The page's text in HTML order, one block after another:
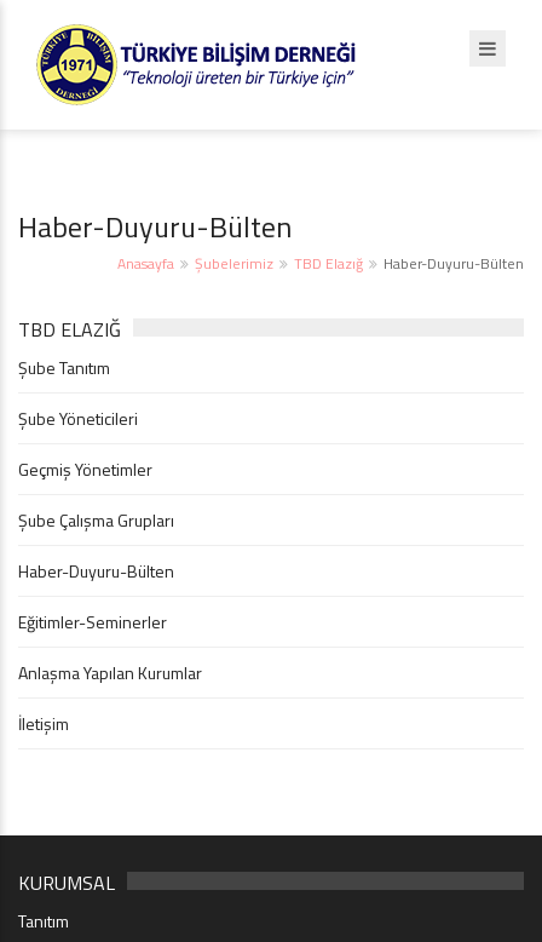
Haber-Duyuru-Bülten
Anasayfa Şubelerimiz TBD Elazığ Haber-Duyuru-Bülten
TBD ELAZIĞ
Şube Tanıtım
Şube Yöneticileri
Geçmiş Yönetimler
Şube Çalışma Grupları
Haber-Duyuru-Bülten
Eğitimler-Seminerler
Anlaşma Yapılan Kurumlar
İletişim
KURUMSAL
Tanıtım